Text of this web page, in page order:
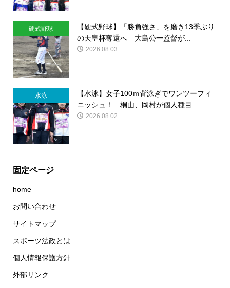
硬式野球
【硬式野球】「勝負強さ」を磨き13季ぶり
の天皇杯奪還へ 大島公一監督が...
2026.08.03
水泳
【水泳】女子100ｍ背泳ぎでワンツーフィ
ニッシュ！ 桐山、岡村が個人種目...
2026.08.02
固定ページ
home
お問い合わせ
サイトマップ
スポーツ法政とは
個人情報保護方針
外部リンク